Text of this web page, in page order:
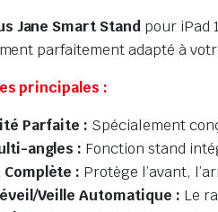
Jane Smart Stand pour iPad
parfaitement adapté à
principales :
Parfaite : Spécialement
angles : Fonction stand
: Protège l’avant,
Veille Automatique : Le